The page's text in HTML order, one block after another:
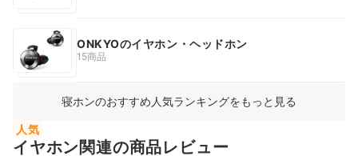
ONKYOのイヤホン・ヘッドホン
15商品
寝ホンのおすすめ人気ランキングをもっと見る
人気
イヤホン関連の商品レビュー